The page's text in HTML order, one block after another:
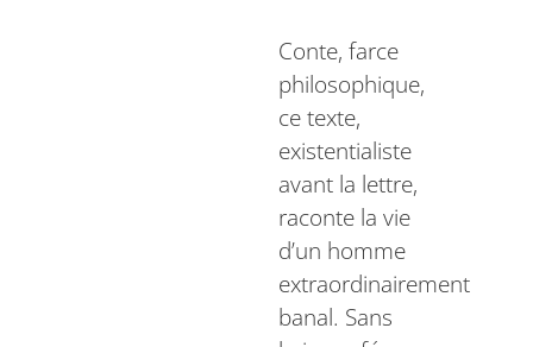
Conte, farce
philosophique,
ce texte,
existentialiste
avant la lettre,
raconte la vie
d’un homme
extraordinairement
banal. Sans